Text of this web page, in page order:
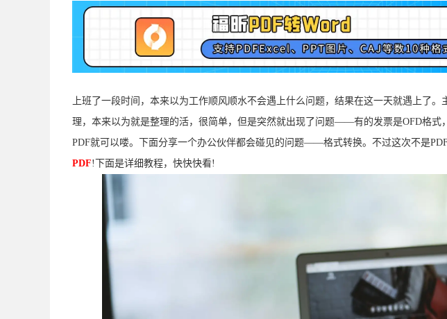
上班了一段时间，本来以为工作顺风顺水不会遇上什么问题，结果在这一天就遇上了
理，本来以为就是整理的活，很简单，但是突然就出现了问题——有的发票是OFD格式
PDF就可以喽。下面分享一个办公伙伴都会碰见的问题——格式转换。不过这次不是
PDF!下面是详细教程，快快快看!